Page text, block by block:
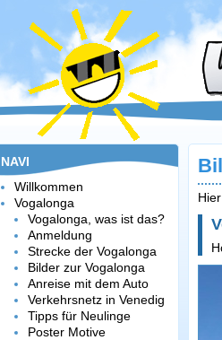
NAVI
Willkommen
Vogalonga
Vogalonga, was ist das?
Anmeldung
Strecke der Vogalonga
Bilder zur Vogalonga
Anreise mit dem Auto
Verkehrsnetz in Venedig
Tipps für Neulinge
Poster Motive